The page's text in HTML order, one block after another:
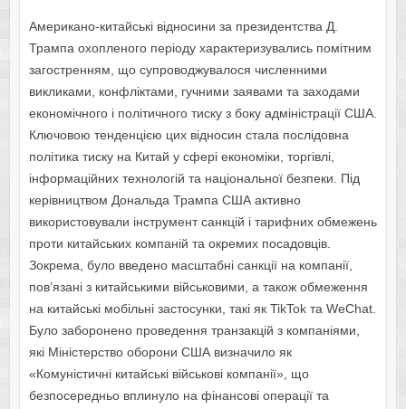
Американо-китайські відносини за президентства Д.
Трампа охопленого періоду характеризувались помітним
загостренням, що супроводжувалося численними
викликами, конфліктами, гучними заявами та заходами
економічного і політичного тиску з боку адміністрації США.
Ключовою тенденцією цих відносин стала послідовна
політика тиску на Китай у сфері економіки, торгівлі,
інформаційних технологій та національної безпеки. Під
керівництвом Дональда Трампа США активно
використовували інструмент санкцій і тарифних обмежень
проти китайських компаній та окремих посадовців.
Зокрема, було введено масштабні санкції на компанії,
пов’язані з китайськими військовими, а також обмеження
на китайські мобільні застосунки, такі як TikTok та WeChat.
Було заборонено проведення транзакцій з компаніями,
які Міністерство оборони США визначило як
«Комуністичні китайські військові компанії», що
безпосередньо вплинуло на фінансові операції та